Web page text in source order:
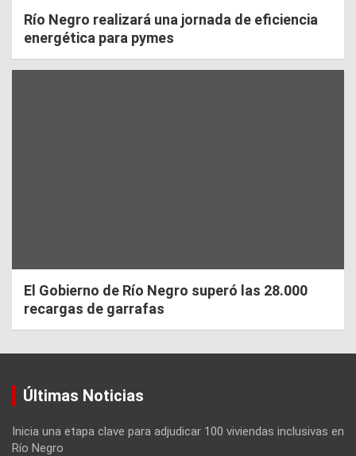
Río Negro realizará una jornada de eficiencia
energética para pymes
El Gobierno de Río Negro superó las 28.000
recargas de garrafas
Últimas Noticias
Inicia una etapa clave para adjudicar 100 viviendas inclusivas en
Río Negro